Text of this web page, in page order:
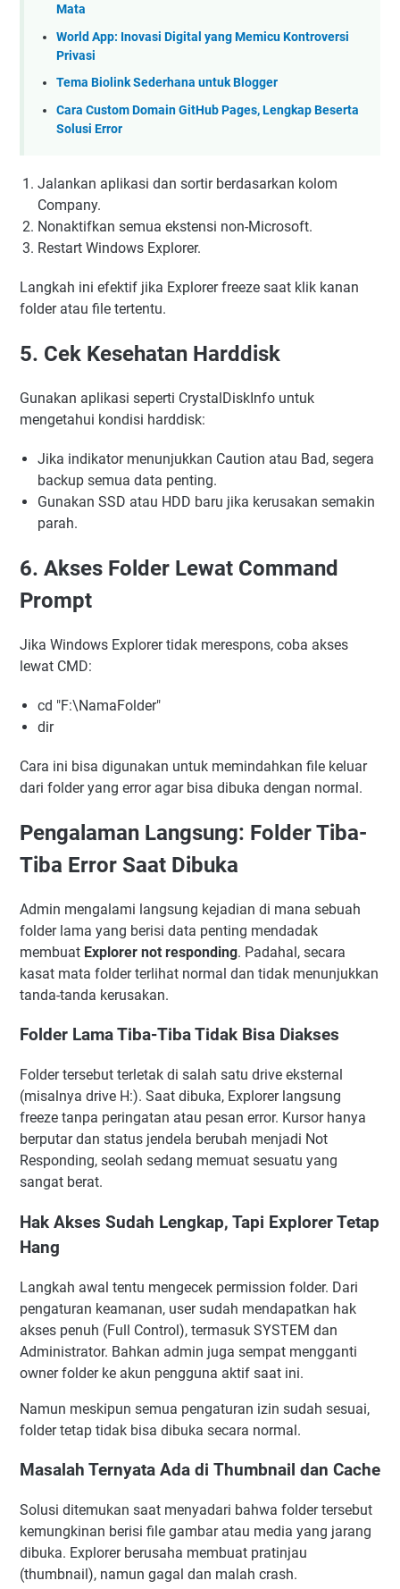
Mata
World App: Inovasi Digital yang Memicu Kontroversi
Privasi
Tema Biolink Sederhana untuk Blogger
Cara Custom Domain GitHub Pages, Lengkap Beserta
Solusi Error
Jalankan aplikasi dan sortir berdasarkan kolom
Company.
Nonaktifkan semua ekstensi non-Microsoft.
Restart Windows Explorer.
Langkah ini efektif jika Explorer freeze saat klik kanan
folder atau file tertentu.
5. Cek Kesehatan Harddisk
Gunakan aplikasi seperti CrystalDiskInfo untuk
mengetahui kondisi harddisk:
Jika indikator menunjukkan Caution atau Bad, segera
backup semua data penting.
Gunakan SSD atau HDD baru jika kerusakan semakin
parah.
6. Akses Folder Lewat Command
Prompt
Jika Windows Explorer tidak merespons, coba akses
lewat CMD:
cd "F:\NamaFolder"
dir
Cara ini bisa digunakan untuk memindahkan file keluar
dari folder yang error agar bisa dibuka dengan normal.
Pengalaman Langsung: Folder Tiba-
Tiba Error Saat Dibuka
Admin mengalami langsung kejadian di mana sebuah
folder lama yang berisi data penting mendadak
membuat Explorer not responding. Padahal, secara
kasat mata folder terlihat normal dan tidak menunjukkan
tanda-tanda kerusakan.
Folder Lama Tiba-Tiba Tidak Bisa Diakses
Folder tersebut terletak di salah satu drive eksternal
(misalnya drive H:). Saat dibuka, Explorer langsung
freeze tanpa peringatan atau pesan error. Kursor hanya
berputar dan status jendela berubah menjadi Not
Responding, seolah sedang memuat sesuatu yang
sangat berat.
Hak Akses Sudah Lengkap, Tapi Explorer Tetap
Hang
Langkah awal tentu mengecek permission folder. Dari
pengaturan keamanan, user sudah mendapatkan hak
akses penuh (Full Control), termasuk SYSTEM dan
Administrator. Bahkan admin juga sempat mengganti
owner folder ke akun pengguna aktif saat ini.
Namun meskipun semua pengaturan izin sudah sesuai,
folder tetap tidak bisa dibuka secara normal.
Masalah Ternyata Ada di Thumbnail dan Cache
Solusi ditemukan saat menyadari bahwa folder tersebut
kemungkinan berisi file gambar atau media yang jarang
dibuka. Explorer berusaha membuat pratinjau
(thumbnail), namun gagal dan malah crash.